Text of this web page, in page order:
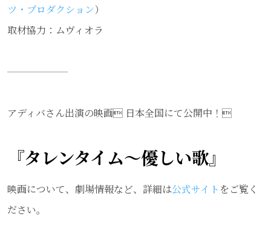
ツ・プロダクション）
取材協力：ムヴィオラ
アディバさん出演の映画 日本全国にて公開中！
『タレンタイム〜優しい歌』
映画について、劇場情報など、詳細は公式サイト をご覧く
ださい。